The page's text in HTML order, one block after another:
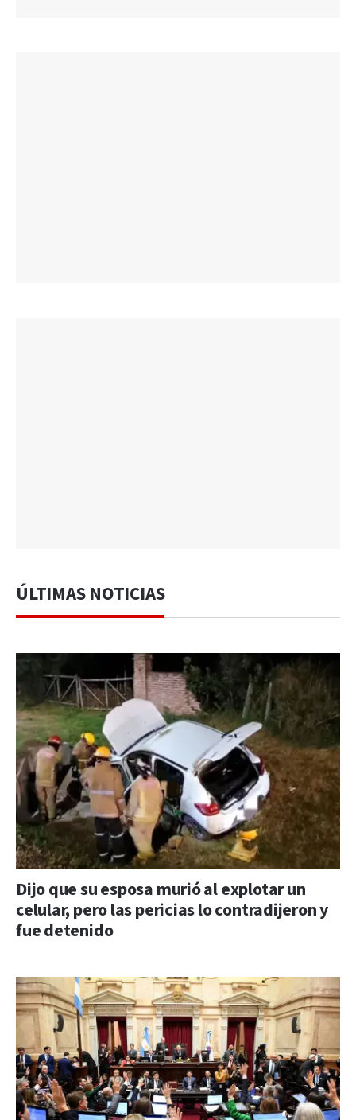
ÚLTIMAS NOTICIAS
Dijo que su esposa murió al explotar un
celular, pero las pericias lo contradijeron y
fue detenido